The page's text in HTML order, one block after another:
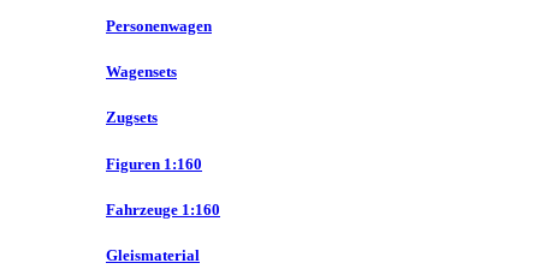
Personenwagen
Wagensets
Zugsets
Figuren 1:160
Fahrzeuge 1:160
Gleismaterial